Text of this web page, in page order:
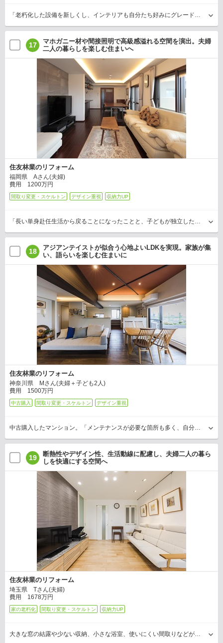
「老朽化した設備を新しくし、インテリアも自分たち好みにグレードアップしたい」と、築19年のマンションリフォームに取り組んだOさん。Oさんの要望は、ひとり掛けの黒いバルセロナチェア…
17
マホガニー材や間接照明で高級感溢れる空間を演出。夫婦
二人の暮らしを楽しむ住まいへ
住友林業のリフォーム
福岡県 Aさん(夫婦)
費用 1200万円
間取り変更・スケルトン デザイン重視 収納力UP
「長い単身赴任生活から戻ることになったことと、子どもが独立したこともあり夫婦二人が快適に暮らせる住まいを目指しました」とAさん。フローリングや壁紙の傷み、結露、冬の寒さなどを改善…
18
アジアンテイストが似合う心地よいLDKを実現。家族が集
い、語らいを楽しむ住まいに
住友林業のリフォーム
神奈川県 Mさん(夫婦＋子ども2人)
費用 1500万円
中古購入 間取り変更・スケルトン デザイン重視
中古購入したマンション。「メンテナンスが必要な箇所も多く、自分たちらしい住まいに変えたい」とリフォームされたMさん。要望は窓の多さを活かして開放的なLDKと、木を使って雰囲気のい…
19
断熱性やデザイン性、生活動線に配慮し、夫婦二人の暮ら
しを快適にする空間へ
住友林業のリフォーム
埼玉県 Tさん(夫婦)
費用 1678万円
家の老朽化 間取り変更・スケルトン 収納力UP
大きな窓の結露や少ない収納、小さな浴室、使いにくい間取りなどが不満だったというTさん。広いLDも要望のひとつでした。住友林業のリフォームは和室とリビング・ダイニングを一体化し、程…